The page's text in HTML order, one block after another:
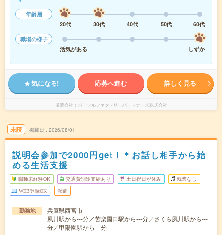
年齢層
20代
30代 40代 50代
60代
職場の様子
活気がある
しずか
気になる! 応募へ進む 詳しく見る
派遣会社 パーソルファクトリーパートナーズ株式会社
未読 掲載日 2026/08/01
説明会参加で2000円get！＊お話し相手から始
める生活支援
職種未経験OK 交通費別途支給あり 土日祝日が休み 残業なし
WEB登録OK 派遣
勤務地
兵庫県西宮市
夙川駅から---分／苦楽園口駅から---分／さくら夙川駅から---
分／甲陽園駅から---分